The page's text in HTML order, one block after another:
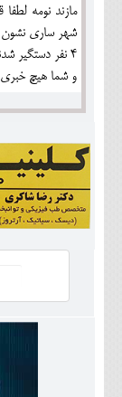
مازند نومه
شهر ساری نشون
4 نفر دستگیر شدند
و شما هیچ خبری